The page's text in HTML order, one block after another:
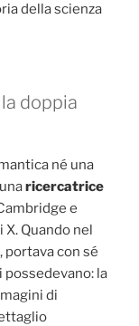
della scienza
doppia
né una
ricercatrice
e
Quando nel
portava con sé
la
di